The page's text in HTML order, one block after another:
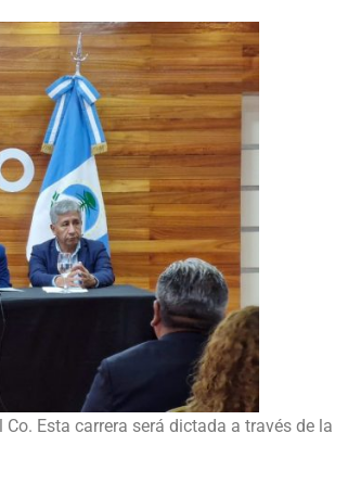
Esta carrera será dictada a través de la